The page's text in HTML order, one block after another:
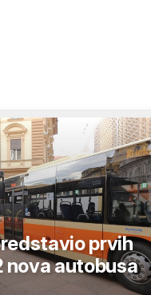
prvih
nova autobusa